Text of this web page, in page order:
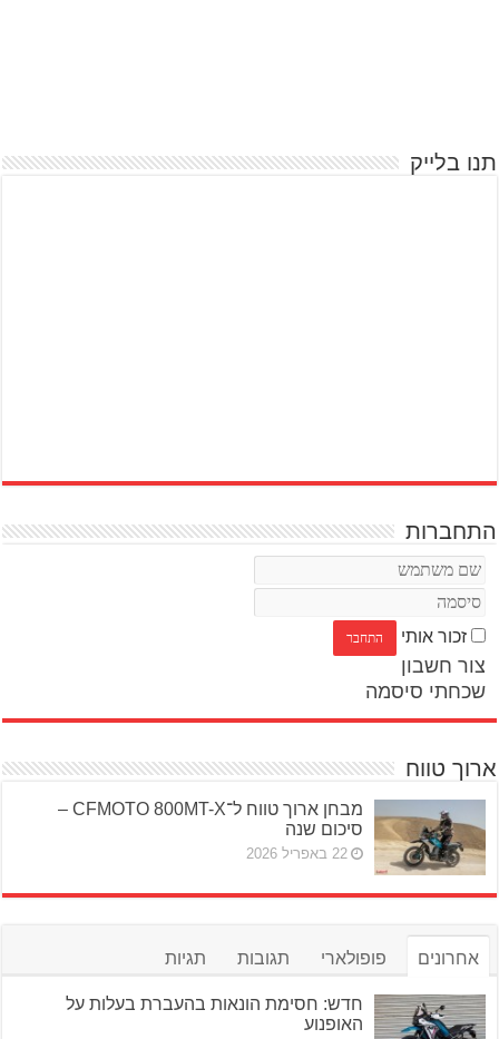
תנו בלייק
התחברות
זכור אותי
צור חשבון
שכחתי סיסמה
ארוך טווח
מבחן ארוך טווח ל־CFMOTO 800MT-X –
סיכום שנה
22 באפריל 2026
אחרונים פופולארי תגובות תגיות
חדש: חסימת הונאות בהעברת בעלות על
האופנוע